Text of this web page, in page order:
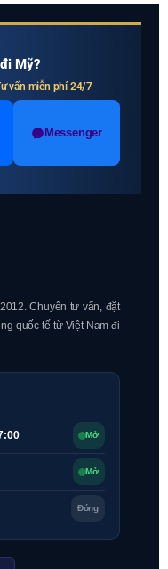
Mỹ?
vấn miễn phí 24/7
Messenger
Chuyên tư vấn, đặt
quốc tế từ Việt Nam đi
Mở
Mở
Đóng